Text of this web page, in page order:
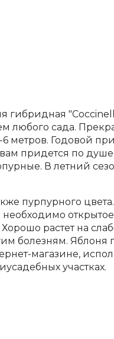
гибридная
любого сада.
метров. Годовой
придется по
В летний
пурпурного
растет на
болезням. Яблоня
магазине,
участках.